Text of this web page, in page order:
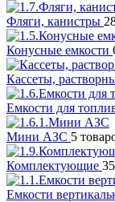
Фляги, канистры
Конусные емкости
Кассеты,
Емкости для
Мини АЗС 5
Комплектующие
Емкости